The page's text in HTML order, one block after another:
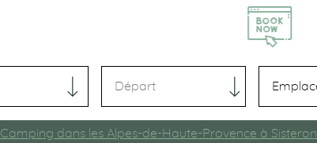
Camping dans les Alpes-de-Haute-Provence à Sisteron